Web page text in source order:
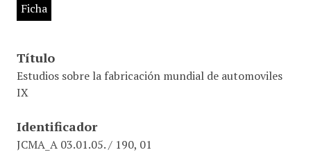
Ficha
Título
Estudios sobre la fabricación mundial de automoviles
IX
Identificador
JCMA_A 03.01.05. / 190, 01